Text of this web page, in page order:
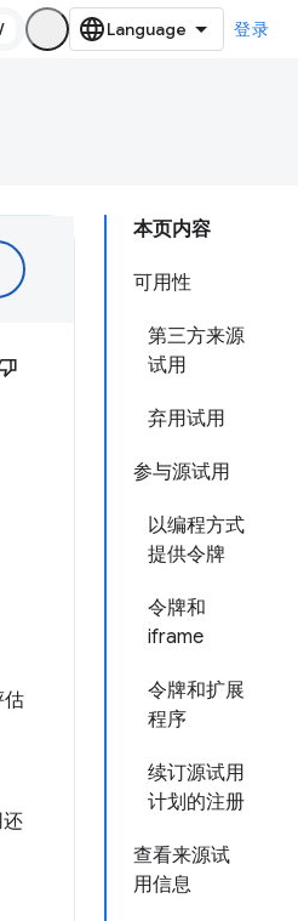
/ 登录
本页内容
可用性
第三方来源
试用
弃用试用
参与源试用
以编程方式
提供令牌
令牌和
iframe
令牌和扩展
程序
续订源试用
计划的注册
查看来源试
用信息
估